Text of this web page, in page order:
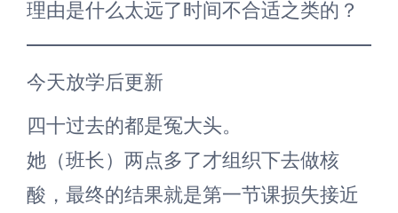
理由是什么太远了时间不合适之类的？
今天放学后更新
四十过去的都是冤大头。
她（班长）两点多了才组织下去做核
酸，最终的结果就是第一节课损失接近